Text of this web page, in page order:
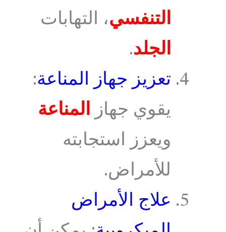
التنفسي، التهابات
الجلد.
تعزيز جهاز المناعة:
يقوي جهاز المناعة
ويعزز استجابته
للأمراض.
علاج الأمراض